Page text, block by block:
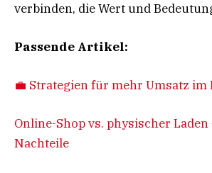
verbinden, die Wert und
Passende Artikel:
💼 Strategien für mehr Umsatz im
Online-Shop vs. physischer
Nachteile